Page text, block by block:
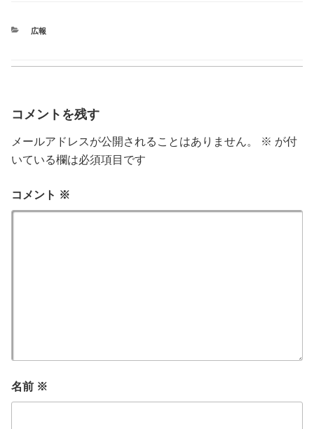
e
b
o
k
CATEGORIES
広報
コメントを残す
メールアドレスが公開されることはありません。 ※ が付
いている欄は必須項目です
コメント ※
名前 ※